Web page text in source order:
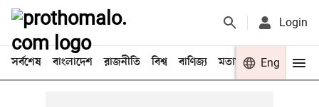
Login
সর্বশেষ বাংলাদেশ রাজনীতি বিশ্ব বাণিজ্য মতামত খেলা
Eng